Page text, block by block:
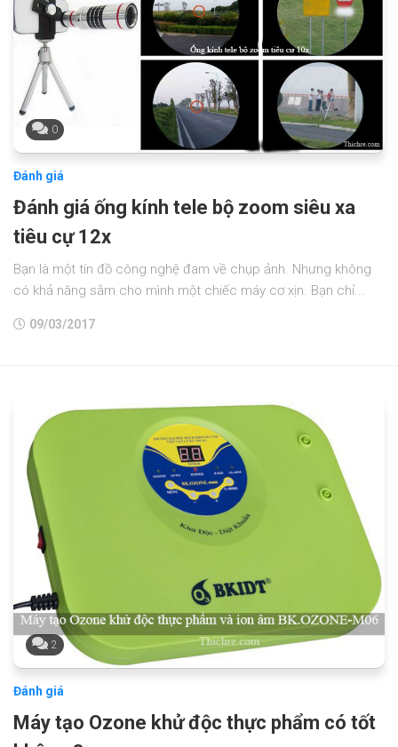
0
Đánh giá
Đánh giá ống kính tele bộ zoom siêu xa
tiêu cự 12x
Bạn là một tín đồ công nghệ đam về chụp ảnh. Nhưng không
có khả năng sắm cho mình một chiếc máy cơ xịn. Bạn chỉ...
09/03/2017
2
Đánh giá
Máy tạo Ozone khử độc thực phẩm có tốt